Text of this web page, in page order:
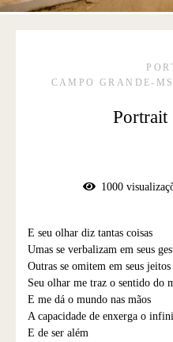
CAMPO GRANDE-MS
1000
E seu olhar diz tantas coisas
Umas se verbalizam em seus
Outras se omitem em seus
Seu olhar me traz o sentido do
E me dá o mundo nas mãos
A capacidade de enxerga o
E de ser além